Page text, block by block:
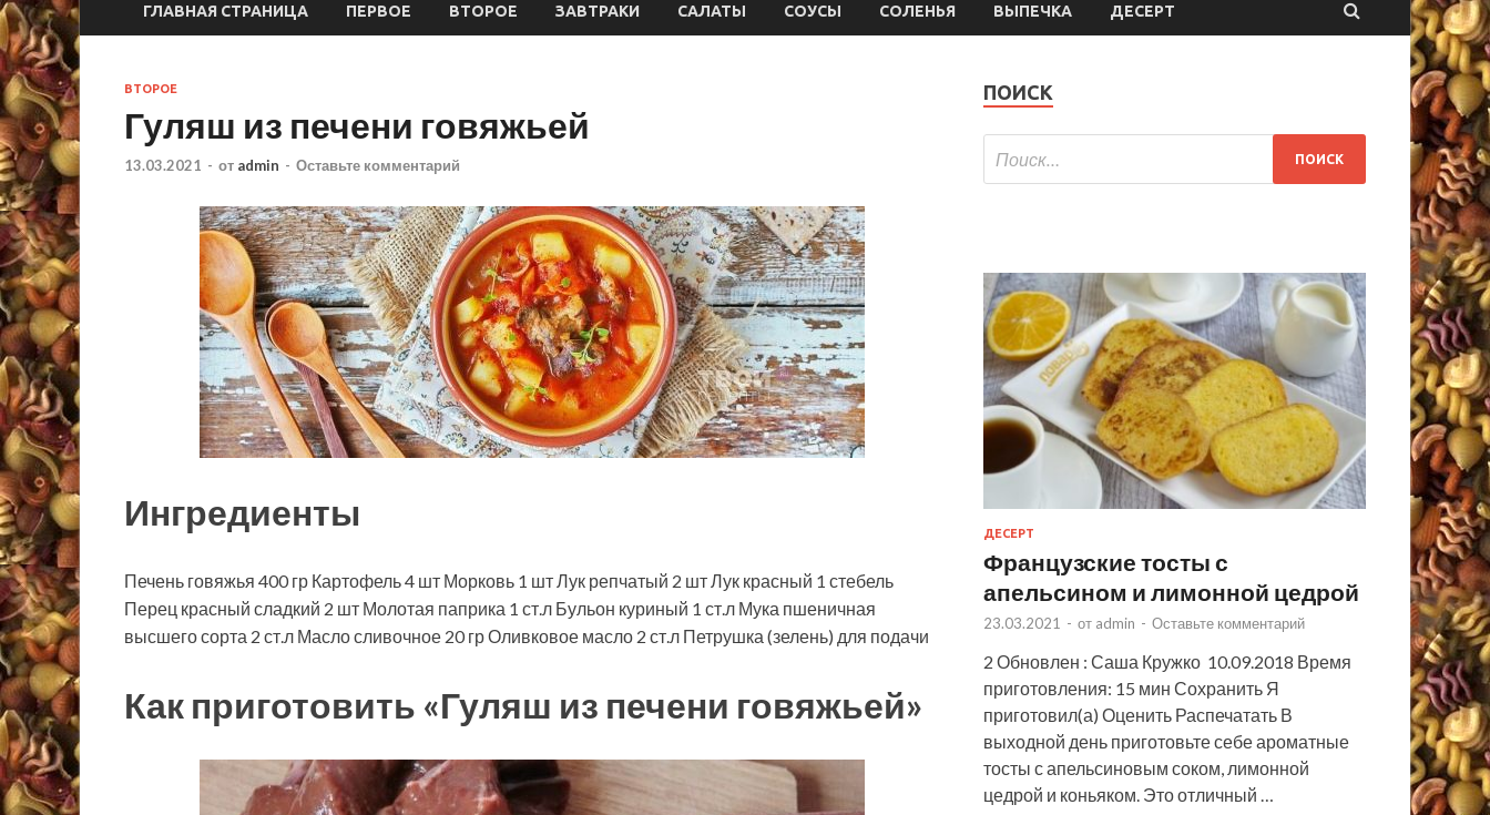
ГЛАВНАЯ СТРАНИЦА ПЕРВОЕ ВТОРОЕ ЗАВТРАКИ САЛАТЫ СОУСЫ СОЛЕНЬЯ ВЫПЕЧКА ДЕСЕРТ
ВТОРОЕ
Гуляш из печени говяжьей
13.03.2021 - от admin - Оставьте комментарий
Ингредиенты
Печень говяжья 400 гр Картофель4 шт Морковь 1 штЛук репчатый 2 штЛук красный 1 стебель
Перец красный сладкий 2 шт Молотая паприка 1 ст.л Бульон куриный 1 ст.л Мука пшеничная
высшего сорта 2 ст.л Масло сливочное 20 грОливковое масло 2 ст.л Петрушка (зелень) для подачи
Как приготовить «Гуляш из печени говяжьей»
ПОИСК
ДЕСЕРТ
Французские тосты с
апельсином и лимонной цедрой
23.03.2021 - от admin - Оставьте комментарий
2 Обновлен : Саша Кружко 10.09.2018 Время
приготовления: 15 мин Сохранить Я
приготовил(а) Оценить Распечатать В
выходной день приготовьте себе ароматные
тосты с апельсиновым соком, лимонной
цедрой и коньяком. Это отличный …